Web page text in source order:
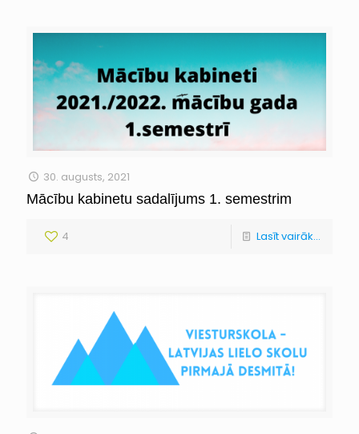
30. augusts, 2021
Mācību kabinetu sadalījums 1. semestrim
4 Lasīt vairāk...